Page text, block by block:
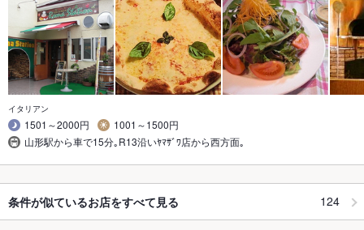
イタリアン
1501～2000円
1001～1500円
山形駅から車で15分｡R13沿いﾔﾏｻﾞﾜ店から西方面｡
条件が似ているお店をすべて見る 124